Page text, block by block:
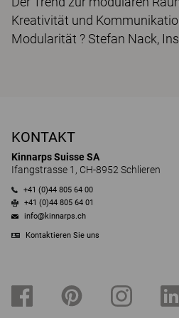
Kreativität und
Modularität ? Stefan Nack,
KONTAKT
Kinnarps Suisse SA
Ifangstrasse 1, CH-8952 Schlieren
+41 (0)44 805 64 00
+41 (0)44 805 64 01
info@kinnarps.ch
Kontaktieren Sie uns